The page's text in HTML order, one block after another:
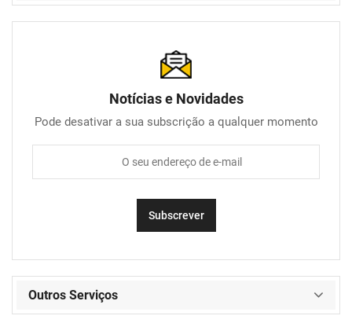
Notícias e Novidades
Pode desativar a sua subscrição a qualquer momento
Outros Serviços